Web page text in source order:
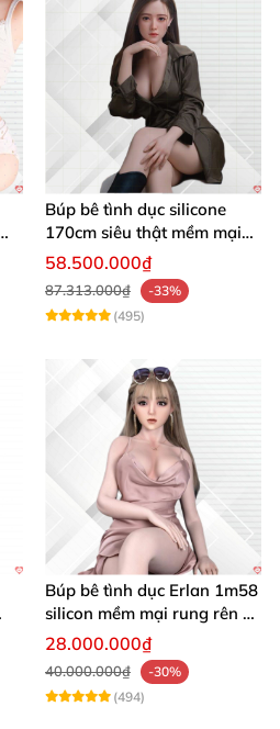
Búp bê tình dục silicone
170cm siêu thật mềm mại
hotgirl
58.500.000₫
87.313.000₫
-33%
(495)
Búp bê tình dục Erlan 1m58
silicon mềm mại rung rên co
bóp
28.000.000₫
40.000.000₫
-30%
(494)